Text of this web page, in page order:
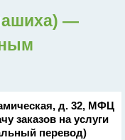
—
д. 32, МФЦ
заказов на услуги
перевод)